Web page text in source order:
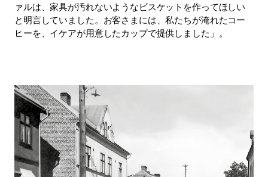
ァルは、家具が汚れないようなビスケットを作ってほしい
と明言していました。お客さまには、私たちが淹れたコー
ヒーを、イケアが用意したカップで提供しました」。